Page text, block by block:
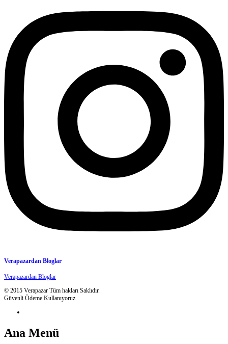
Verapazardan Bloglar
Verapazardan Bloglar
© 2015 Verapazar Tüm hakları Saklıdır.
Güvenli Ödeme Kullanıyoruz
Ana Menü